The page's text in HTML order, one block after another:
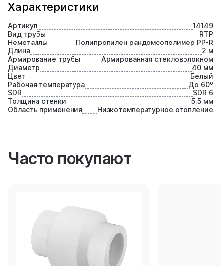
Характеристики
Артикул
14149
Вид трубы
RTP
Неметаллы
Полипропилен рандомсополимер PP-R
Длина
2 м
Армирование трубы
Армированная стекловолокном
Диаметр
40 мм
Цвет
Белый
Рабочая температура
До 60⁰
SDR
SDR 6
Толщина стенки
5.5 мм
Область применения
Низкотемпературное отопление
Часто покупают